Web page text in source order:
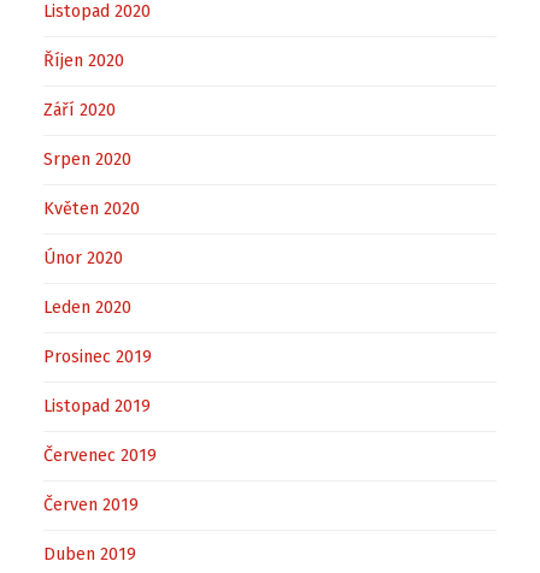
Listopad 2020
Říjen 2020
Září 2020
Srpen 2020
Květen 2020
Únor 2020
Leden 2020
Prosinec 2019
Listopad 2019
Červenec 2019
Červen 2019
Duben 2019